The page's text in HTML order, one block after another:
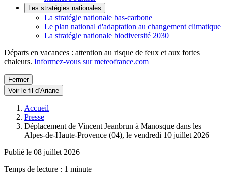
Les stratégies nationales
La stratégie nationale bas-carbone
Le plan national d'adaptation au changement climatique
La stratégie nationale biodiversité 2030
Départs en vacances : attention au risque de feux et aux fortes
chaleurs. Informez-vous sur meteofrance.com
Fermer
Voir le fil d’Ariane
Accueil
Presse
Déplacement de Vincent Jeanbrun à Manosque dans les
Alpes-de-Haute-Provence (04), le vendredi 10 juillet 2026
Publié le 08 juillet 2026
Temps de lecture : 1 minute